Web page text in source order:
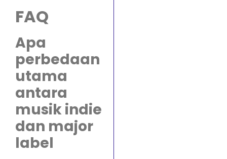
FAQ
Apa
perbedaan
utama
antara
musik indie
dan major
label